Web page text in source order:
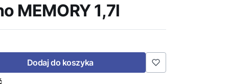
MEMORY 1,7l
Dodaj do koszyka